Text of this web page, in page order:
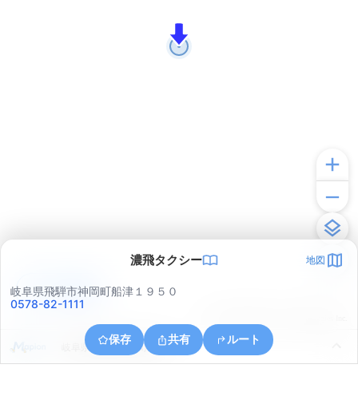
濃飛タクシー 地図
岐阜県飛騨市神岡町船津１９５０
0578-82-1111
保存 共有 ルート
岐阜県飛騨市神岡町船津
アプリで見る